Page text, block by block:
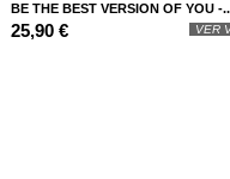
BE THE BEST VERSION OF YOU -
25,90 € VER